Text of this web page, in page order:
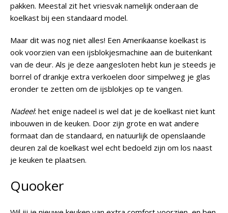
pakken. Meestal zit het vriesvak namelijk onderaan de
koelkast bij een standaard model.
Maar dit was nog niet alles! Een Amerikaanse koelkast is
ook voorzien van een ijsblokjesmachine aan de buitenkant
van de deur. Als je deze aangesloten hebt kun je steeds je
borrel of drankje extra verkoelen door simpelweg je glas
eronder te zetten om de ijsblokjes op te vangen.
Nadeel: het enige nadeel is wel dat je de koelkast niet kunt
inbouwen in de keuken. Door zijn grote en wat andere
formaat dan de standaard, en natuurlijk de openslaande
deuren zal de koelkast wel echt bedoeld zijn om los naast
je keuken te plaatsen.
Quooker